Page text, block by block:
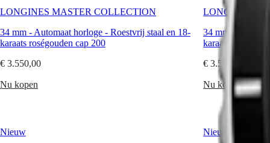
FLYBACK
SPIRIT
CHRONOGRAPH
區
India
日
本
門
政
LONGINES MASTER COLLECTION
34 mm - Automaat horloge - Roestvrij staal en 18-
karaats roségouden cap 200
€ 3.550,00
Nu kopen
LONGINES
34 mm
-
karaats
€ 3.550,00
Nu kopen
Nieuw
Nieuw